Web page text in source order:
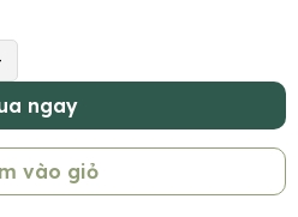
ngay
vào giỏ